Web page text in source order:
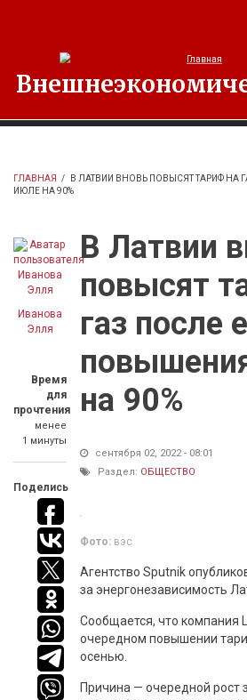
ГЛАВНАЯ /
В ЛАТВИИ ВНОВЬ ПОВЫСЯТ ТАРИФ НА
ИЮЛЕ НА 90%
Иванова
Элля
Время
для
прочтения
менее
1 минуты
Поделись
В Латвии
повысят
газ после
на 90%
сентября 02, 2022 - 08:01
Раздел: ОБЩЕСТВО
Фото: вэс
Агентство Sputnik
за энергонезависимость
Сообщается, что компания
очередном повышении
осенью.
Причина — очередной рост